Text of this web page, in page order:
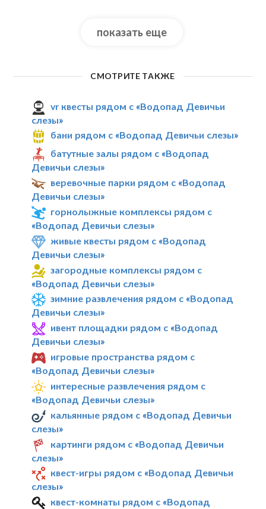
показать еще
СМОТРИТЕ ТАКЖЕ
vr квесты рядом с «Водопад Девичьи
слезы»
бани рядом с «Водопад Девичьи слезы»
батутные залы рядом с «Водопад
Девичьи слезы»
веревочные парки рядом с «Водопад
Девичьи слезы»
горнолыжные комплексы рядом с
«Водопад Девичьи слезы»
живые квесты рядом с «Водопад
Девичьи слезы»
загородные комплексы рядом с
«Водопад Девичьи слезы»
зимние развлечения рядом с «Водопад
Девичьи слезы»
ивент площадки рядом с «Водопад
Девичьи слезы»
игровые пространства рядом с
«Водопад Девичьи слезы»
интересные развлечения рядом с
«Водопад Девичьи слезы»
кальянные рядом с «Водопад Девичьи
слезы»
картинги рядом с «Водопад Девичьи
слезы»
квест-игры рядом с «Водопад Девичьи
слезы»
квест-комнаты рядом с «Водопад